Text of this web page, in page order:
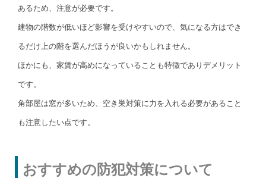
あるため、注意が必要です。
建物の階数が低いほど影響を受けやすいので、気になる方はでき
るだけ上の階を選んだほうが良いかもしれません。
ほかにも、家賃が高めになっていることも特徴でありデメリット
です。
角部屋は窓が多いため、空き巣対策に力を入れる必要があること
も注意したい点です。
おすすめの防犯対策について